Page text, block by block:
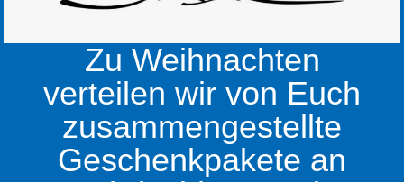
Zu Weihnachten
verteilen wir von Euch
zusammengestellte
Geschenkpakete an